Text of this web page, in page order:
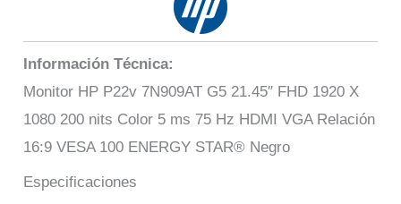
Información Técnica:
Monitor HP P22v 7N909AT G5 21.45″ FHD 1920 X
1080 200 nits Color 5 ms 75 Hz HDMI VGA Relación
16:9 VESA 100 ENERGY STAR® Negro
Especificaciones